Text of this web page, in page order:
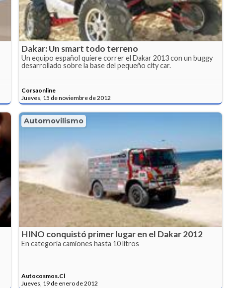
Dakar: Un smart todo terreno
Un equipo español quiere correr el Dakar 2013 con un buggy
desarrollado sobre la base del pequeño city car.
Corsaonline
Jueves, 15 de noviembre de 2012
Automovilismo
HINO conquistó primer lugar en el Dakar 2012
En categoría camiones hasta 10 litros
Autocosmos.Cl
Jueves, 19 de enero de 2012